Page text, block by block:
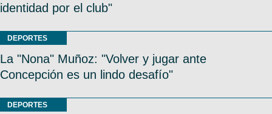
identidad por el club"
DEPORTES
La "Nona" Muñoz: "Volver y jugar ante
Concepción es un lindo desafío"
DEPORTES